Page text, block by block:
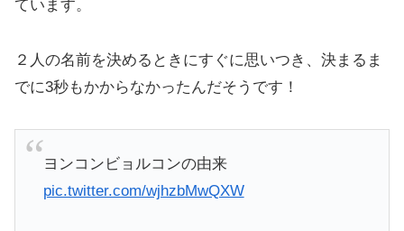
ています。
２人の名前を決めるときにすぐに思いつき、決まるま
でに3秒もかからなかったんだそうです！
ヨンコンビョルコンの由来
pic.twitter.com/wjhzbMwQXW